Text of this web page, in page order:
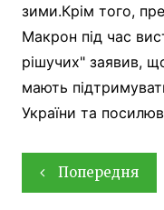
зими.Крім того,
Макрон під час
рішучих" заявив,
мають
України та
Навігація
записів
Попередня